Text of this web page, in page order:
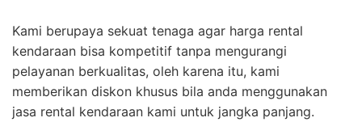
Kami berupaya sekuat tenaga agar harga rental
kendaraan bisa kompetitif tanpa mengurangi
pelayanan berkualitas, oleh karena itu, kami
memberikan diskon khusus bila anda menggunakan
jasa rental kendaraan kami untuk jangka panjang.